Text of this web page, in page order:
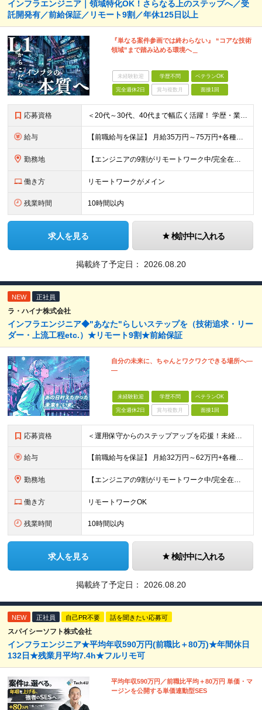
インフラエンジニア｜領域特化OK！さらなる上のステップへ／受
託開発有／前給保証／リモート9割／年休125日以上
『単なる案件参画では終わらない』 “コアな技術
領域”まで踏み込める環境へ＿
未経験歓迎 学歴不問 ベテランOK
完全週休2日 賞与複数月 面接1回
応募資格 ＜20代～30代、40代まで幅広く活躍！ 学歴・業界・領域不問＞ インフラエンジニアとして下記いずれかの経験がある方 ■設計・構築の経験（サーバ、ネットワーク、クラウド、セキュリティ、データベース）
給与 【前職給与を保証】 月給35万円～75万円+各種手当+決算賞与 ★資格手当や資格取得報奨金、役職手当など待遇、福利厚生が充実！ ★1年で年収100万円以上アップした社員も在籍！ ※経験・スキルを考
勤務地 【エンジニアの9割がリモートワーク中/完全在宅ワークで働くメンバーも◎】 現在、エンジニアの約9割がリモートワークを実施。 そのうち約3割がフルリモートで勤務しており、地方在住のメンバーも活躍していま
働き方 リモートワークがメイン
残業時間 10時間以内
求人を見る 検討中に入れる
掲載終了予定日： 2026.08.20
NEW 正社員
ラ・ハイナ株式会社
インフラエンジニア◆"あなた"らしいステップを（技術追求・リー
ダー・上流工程etc.）★リモート9割★前給保証
自分の未来に、ちゃんとワクワクできる場所へ―
―
未経験歓迎 学歴不問 ベテランOK
完全週休2日 賞与複数月 面接1回
応募資格 ＜運用保守からのステップアップを応援！未経験からの挑戦も大歓迎です♪＞ ■インフラエンジニアとして何らかの実務経験がある方（経験領域不問） ■学歴不問 【こんな方にピッタリの環境です！】 ・運用保守
給与 【前職給与を保証】 月給32万円～62万円+各種手当+決算賞与 ★資格手当や資格取得報奨金、役職手当など待遇、福利厚生が充実！ ★1年で年収60万円以上アップした社員が多数！ ※経験・スキルを考慮
勤務地 【エンジニアの9割がリモートワーク中/完全在宅ワークで働くメンバーも◎】 現在、エンジニアの約9割がリモートワークを実施。 そのうち約3割がフルリモートで勤務しており、地方在住のメンバーも活躍していま
働き方 リモートワークOK
残業時間 10時間以内
求人を見る 検討中に入れる
掲載終了予定日： 2026.08.20
NEW 正社員 自己PR不要 話を聞きたい応募可
スパイシーソフト株式会社
インフラエンジニア★平均年収590万円(前職比＋80万)★年間休日
132日★残業月平均7.4h★フルリモ可
平均年収590万円／前職比平均＋80万円 単価・マ
ージンを公開する単価連動型SES